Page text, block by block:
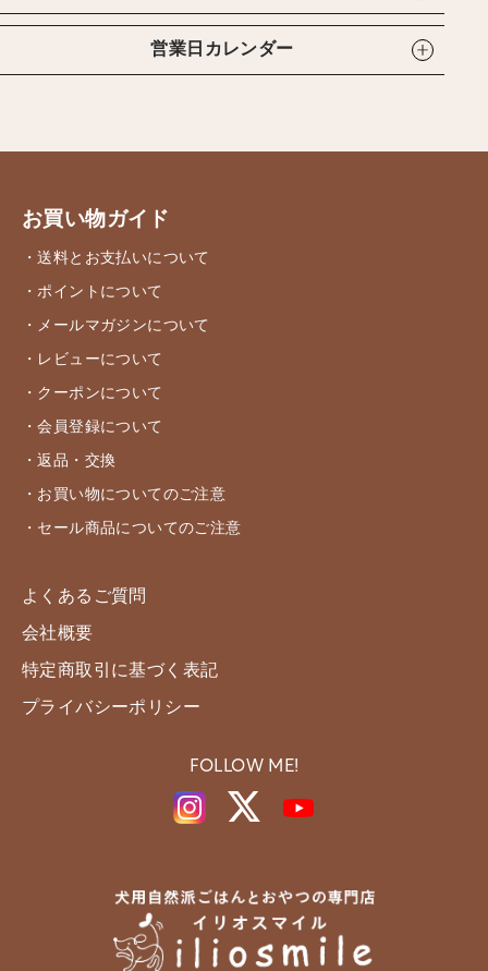
営業日カレンダー
お買い物ガイド
・送料とお支払いについて
・ポイントについて
・メールマガジンについて
・レビューについて
・クーポンについて
・会員登録について
・返品・交換
・お買い物についてのご注意
・セール商品についてのご注意
よくあるご質問
会社概要
特定商取引に基づく表記
プライバシーポリシー
FOLLOW ME!